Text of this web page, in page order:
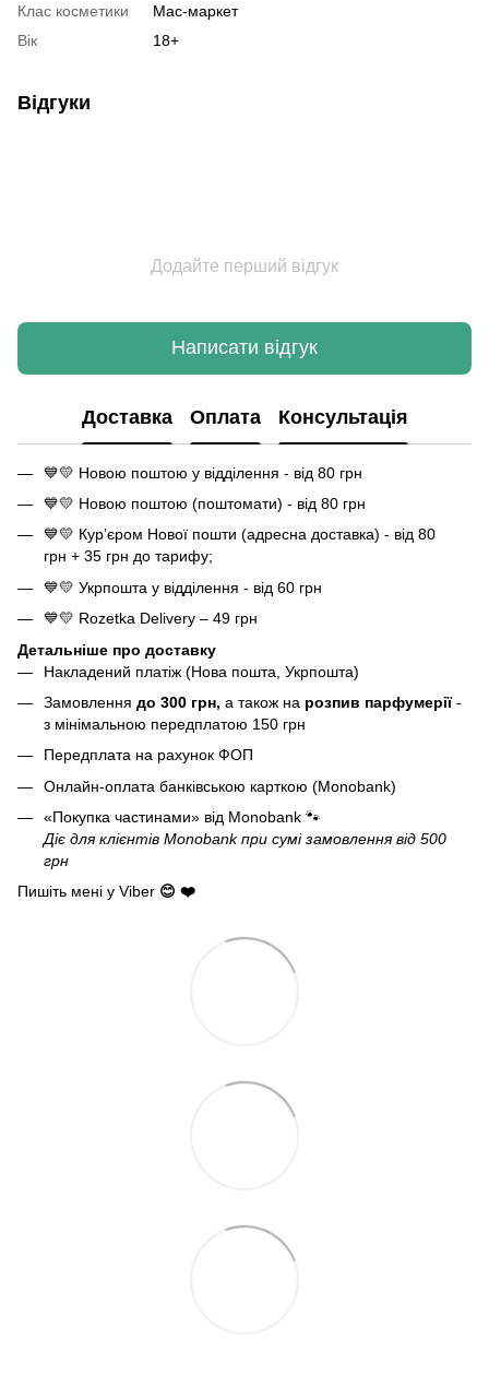
Клас косметики
Мас-маркет
Вік
18+
Відгуки
Додайте перший відгук
Написати відгук
Доставка Оплата Консультація
💙💛 Новою поштою у відділення - від 80 грн
💙💛 Новою поштою (поштомати) - від 80 грн
💙💛 Кур’єром Нової пошти (адресна доставка) - від 80
грн + 35 грн до тарифу;
💙💛 Укрпошта у відділення - від 60 грн
💙💛 Rozetka Delivery – 49 грн
Детальніше про доставку
Накладений платіж (Нова пошта, Укрпошта)
Замовлення до 300 грн, а також на розпив парфумерії-
з мінімальною передплатою 150 грн
Передплата на рахунок ФОП
Онлайн-оплата банківською карткою (Monobank)
«Покупка частинами» від Monobank 🐾
Діє для клієнтів Monobank при сумі замовлення від 500
грн
Пишіть мені у Viber 😊 ❤️